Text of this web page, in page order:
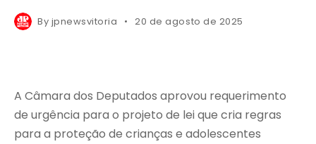
By jpnewsvitoria 20 de agosto de 2025
A Câmara dos Deputados aprovou requerimento
de urgência para o projeto de lei que cria regras
para a proteção de crianças e adolescentes